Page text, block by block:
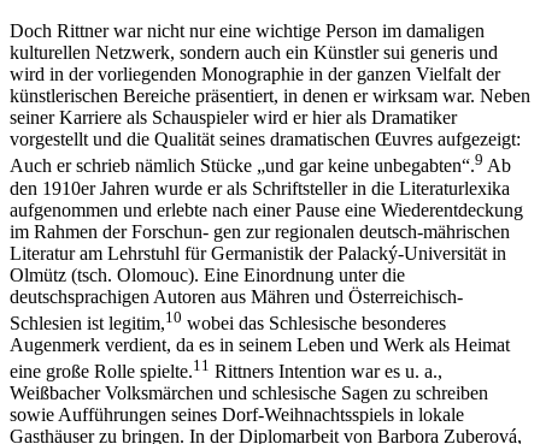
Doch Rittner war nicht nur eine wichtige Person im damaligen
kulturellen Netzwerk, sondern auch ein Künstler sui generis und
wird in der vorliegenden Monographie in der ganzen Vielfalt der
künstlerischen Bereiche präsentiert, in denen er wirksam war. Neben
seiner Karriere als Schauspieler wird er hier als Dramatiker
vorgestellt und die Qualität seines dramatischen Œuvres aufgezeigt:
Auch er schrieb nämlich Stücke „und gar keine unbegabten“.9 Ab
den 1910er Jahren wurde er als Schriftsteller in die Literaturlexika
aufgenommen und erlebte nach einer Pause eine Wiederentdeckung
im Rahmen der Forschun- gen zur regionalen deutsch-mährischen
Literatur am Lehrstuhl für Germanistik der Palacký-Universität in
Olmütz (tsch. Olomouc). Eine Einordnung unter die
deutschsprachigen Autoren aus Mähren und Österreichisch-
Schlesien ist legitim,10 wobei das Schlesische besonderes
Augenmerk verdient, da es in seinem Leben und Werk als Heimat
eine große Rolle spielte.11 Rittners Intention war es u. a.,
Weißbacher Volksmärchen und schlesische Sagen zu schreiben
sowie Aufführungen seines Dorf-Weihnachtsspiels in lokale
Gasthäuser zu bringen. In der Diplomarbeit von Barbora Zuberová,